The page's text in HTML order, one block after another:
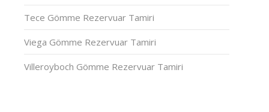
Tece Gömme Rezervuar Tamiri
Viega Gömme Rezervuar Tamiri
Villeroyboch Gömme Rezervuar Tamiri